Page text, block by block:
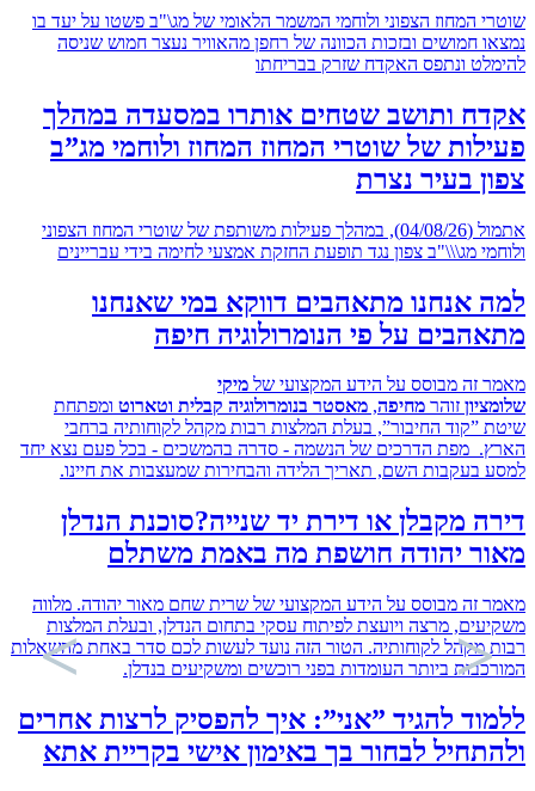
המחוז הצפוני ולוחמי המשמר הלאומי של מג\"ב פשטו על יעד בו
חמושים ובזכות הכוונה של רחפן מהאוויר נעצר חמוש שניסה
ונתפס האקדח שזרק בבריחתו
ותושב שטחים אותרו במסעדה במהלך
של שוטרי המחוז המחוז ולוחמי מג”ב
בעיר נצרת
אתמול (04/08/26), במהלך פעילות משותפת של שוטרי המחוז הצפוני
מג\\\"ב צפון נגד תופעת החזקת אמצעי לחימה בידי עבריינים
אנחנו מתאהבים דווקא במי שאנחנו
על פי הנומרולוגיה חיפה
זה מבוסס על הידע המקצועי שלמיקי
זוהרמחיפה ,מאסטר בנומרולוגיה קבלית וטארוטומפתחת
החיבור”, בעלת המלצות רבות מקהל לקוחותיה ברחבי
מפת הדרכים של הנשמה - סדרה בהמשכים - בכל פעם נצא יחד
השם, תאריך הלידה והבחירות שמעצבות את חיינו.
מקבלן או דירת יד שנייה?סוכנת הנדלן
יהודה חושפת מה באמת משתלם
מבוסס על הידע המקצועי של שרית שחם מאור יהודה. מלווה
מרצה ויועצת לפיתוח עסקי בתחום הנדלן, ובעלת המלצות
מקהל לקוחותיה. הטור הזה נועד לעשות לכם סדר באחת מהשאלות
ביותר העומדות בפני רוכשים ומשקיעים בנדלן.
להגיד ”אני”: איך להפסיק לרצות אחרים
לבחור בך באימון אישי בקריית אתא